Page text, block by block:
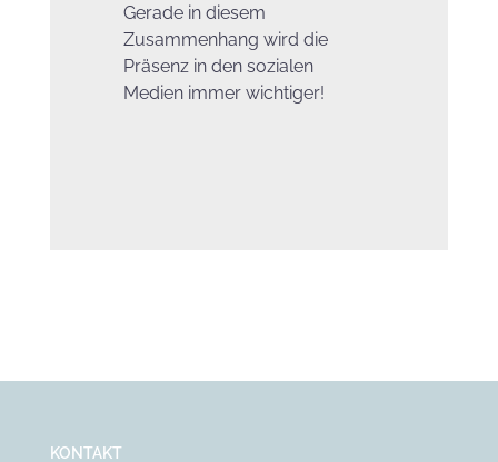
Gerade in diesem
Zusammenhang wird die
Präsenz in den sozialen
Medien immer wichtiger!
KONTAKT